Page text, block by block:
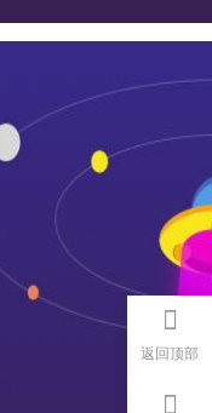
返回顶部